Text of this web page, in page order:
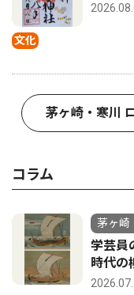
文化
茅ヶ崎・寒川
コラム
茅ヶ崎
学芸員
時代の